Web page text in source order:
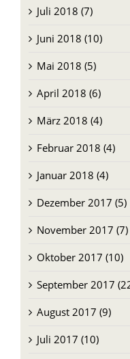
Juli 2018 (7)
Juni 2018 (10)
Mai 2018 (5)
April 2018 (6)
März 2018 (4)
Februar 2018 (4)
Januar 2018 (4)
Dezember 2017 (5)
November 2017 (7)
Oktober 2017 (10)
September 2017
August 2017 (9)
Juli 2017 (10)